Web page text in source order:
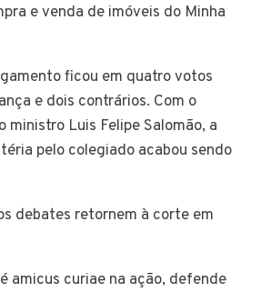
e venda de imóveis do Minha
ficou em quatro votos
e dois contrários. Com o
ministro Luis Felipe Salomão, a
pelo colegiado acabou sendo
debates retornem à corte em
amicus curiae na ação, defende